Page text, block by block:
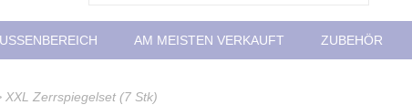
AM MEISTEN VERKAUFT ZUBEHÖR
XXL Zerrspiegelset (7 Stk)